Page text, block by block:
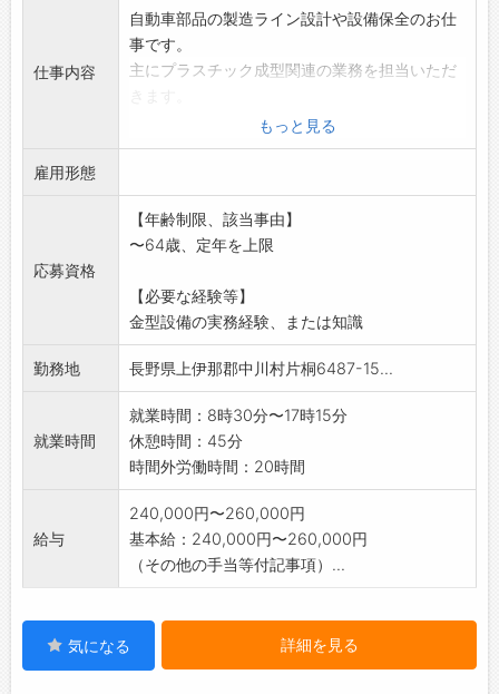
仕事内容
自動車部品の製造ライン設計や設備保全のお仕
事です。
主にプラスチック成型関連の業務を担当いただ
・製造ラインの設計から立上げ全般
・製造ライン改善活動
【変更範囲:関連業務】
もっと見る
雇用形態
応募資格
【年齢制限、該当事由】
〜64歳、定年を上限
【必要な経験等】
金型設備の実務経験、または知識
勤務地 長野県上伊那郡中川村片桐6487-15...
就業時間
就業時間：8時30分〜17時15分
休憩時間：45分
時間外労働時間：20時間
給与
240,000円〜260,000円
基本給：240,000円〜260,000円
（その他の手当等付記事項）...
気になる 詳細を見る